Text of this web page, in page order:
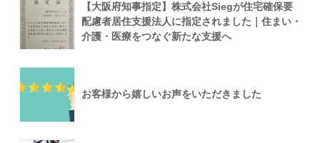
【大阪府知事指定】株式会社Siegが住宅確保要
配慮者居住支援法人に指定されました｜住まい・
介護・医療をつなぐ新たな支援へ
お客様から嬉しいお声をいただきました